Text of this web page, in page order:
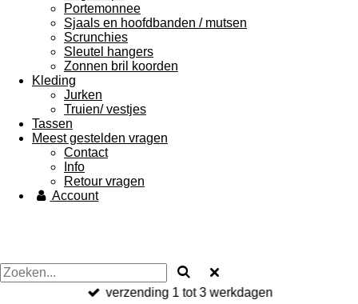
Portemonnee
Sjaals en hoofdbanden / mutsen
Scrunchies
Sleutel hangers
Zonnen bril koorden
Kleding
Jurken
Truien/ vestjes
Tassen
Meest gestelden vragen
Contact
Info
Retour vragen
Account
verzending 1 tot 3 werkdagen